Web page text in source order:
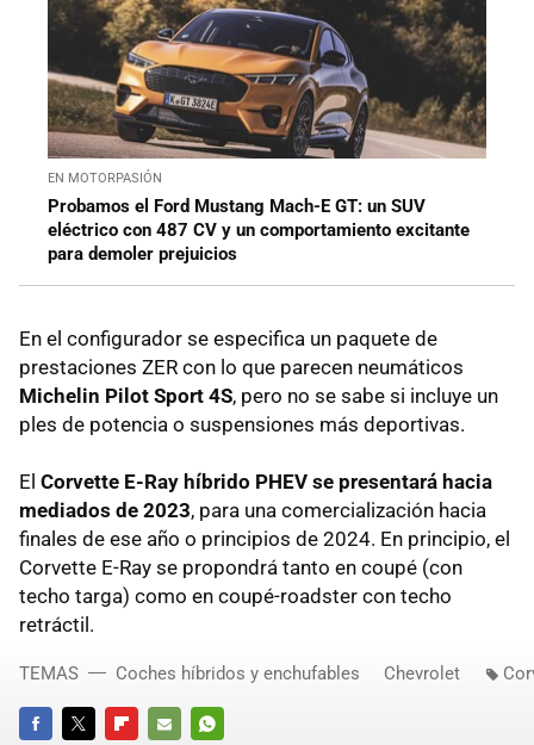
EN MOTORPASIÓN
Probamos el Ford Mustang Mach-E GT: un SUV
eléctrico con 487 CV y un comportamiento excitante
para demoler prejuicios
En el configurador se especifica un paquete de
prestaciones ZER con lo que parecen neumáticos
Michelin Pilot Sport 4S, pero no se sabe si incluye un
ples de potencia o suspensiones más deportivas.
El Corvette E-Ray híbrido PHEV se presentará hacia
mediados de 2023, para una comercialización hacia
finales de ese año o principios de 2024. En principio, el
Corvette E-Ray se propondrá tanto en coupé (con
techo targa) como en coupé-roadster con techo
retráctil.
TEMAS Coches híbridos y enchufables Chevrolet